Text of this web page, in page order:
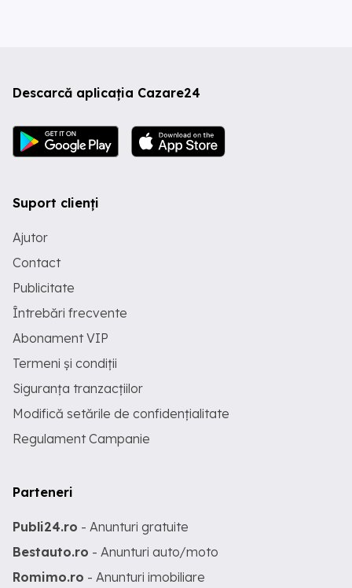
Descarcă aplicația Cazare24
Suport clienți
Ajutor
Contact
Publicitate
Întrebări frecvente
Abonament VIP
Termeni și condiții
Siguranța tranzacțiilor
Modifică setările de confidențialitate
Regulament Campanie
Parteneri
Publi24.ro - Anunturi gratuite
Bestauto.ro - Anunturi auto/moto
Romimo.ro - Anunturi imobiliare